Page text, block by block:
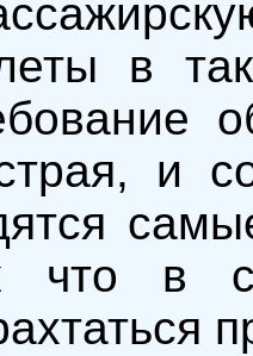
в
и
что в